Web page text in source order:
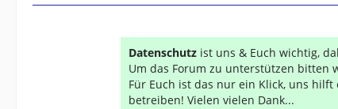
Datenschutz ist uns & Euch wichtig,
Um das Forum zu unterstützen bitten
Für Euch ist das nur ein Klick, uns hilft
betreiben! Vielen vielen Dank...